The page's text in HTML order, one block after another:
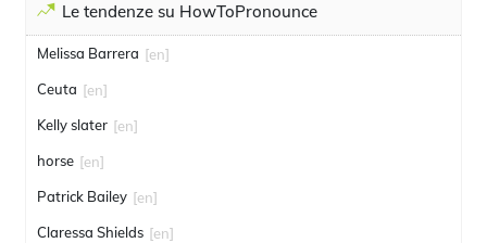
Le tendenze su HowToPronounce
Melissa Barrera [en]
Ceuta [en]
Kelly slater [en]
horse [en]
Patrick Bailey [en]
Claressa Shields [en]